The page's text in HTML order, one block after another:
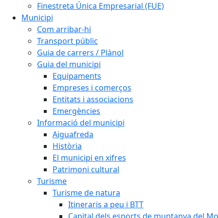
Finestreta Única Empresarial (FUE)
Municipi
Com arribar-hi
Transport públic
Guia de carrers / Plànol
Guia del municipi
Equipaments
Empreses i comerços
Entitats i associacions
Emergències
Informació del municipi
Aiguafreda
Història
El municipi en xifres
Patrimoni cultural
Turisme
Turisme de natura
Itineraris a peu i BTT